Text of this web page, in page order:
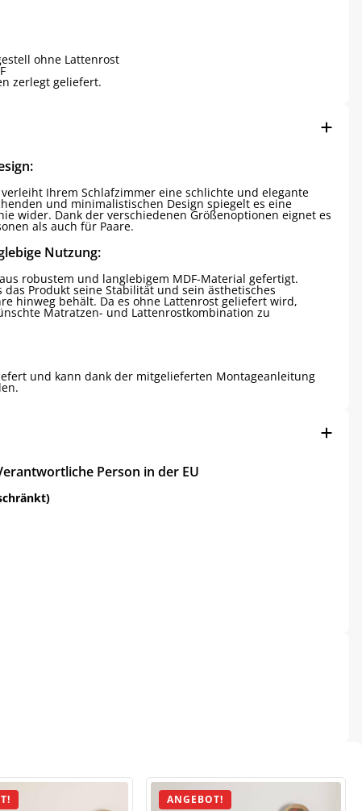
ohne Lattenrost
zerlegt geliefert.
Ihrem Schlafzimmer eine schlichte und elegante
und minimalistischen Design spiegelt es eine
wider. Dank der verschiedenen Größenoptionen eignet es
als auch für Paare.
Nutzung:
robustem und langlebigem MDF-Material gefertigt.
Produkt seine Stabilität und sein ästhetisches
hinweg behält. Da es ohne Lattenrost geliefert wird,
Matratzen- und Lattenrostkombination zu
und kann dank der mitgelieferten Montageanleitung
Person in der EU
ANGEBOT!